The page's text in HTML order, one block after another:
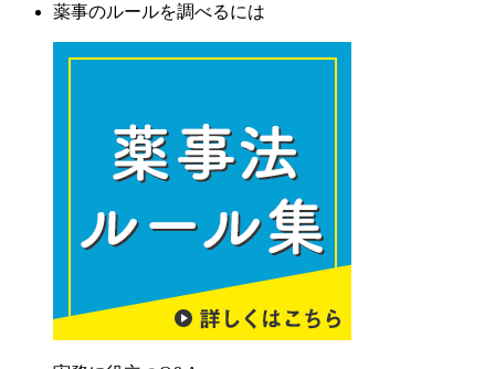
薬事のルールを調べるには